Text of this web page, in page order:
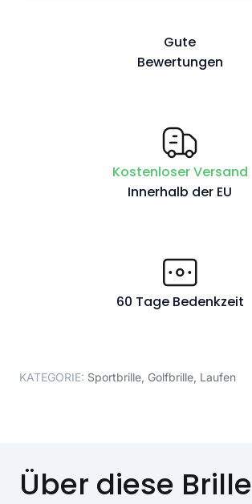
Gute
Bewertungen
Kostenloser Versand
Innerhalb der EU
60 Tage Bedenkzeit
KATEGORIE: Sportbrille, Golfbrille, Laufen
Über diese Brille